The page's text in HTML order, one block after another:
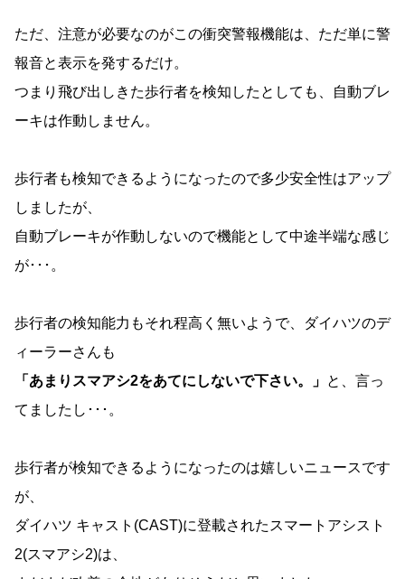
ただ、注意が必要なのがこの衝突警報機能は、ただ単に警
報音と表示を発するだけ。
つまり飛び出しきた歩行者を検知したとしても、自動ブレ
ーキは作動しません。
歩行者も検知できるようになったので多少安全性はアップ
しましたが、
自動ブレーキが作動しないので機能として中途半端な感じ
が･･･。
歩行者の検知能力もそれ程高く無いようで、ダイハツのデ
ィーラーさんも
「あまりスマアシ2をあてにしないで下さい。」 と、言っ
てましたし･･･。
歩行者が検知できるようになったのは嬉しいニュースです
が、
ダイハツ キャスト(CAST)に登載されたスマートアシスト
2(スマアシ2)は、